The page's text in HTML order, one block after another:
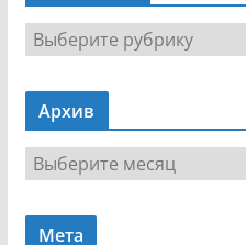
Н
а
в
г
Архив
р
х
Мета